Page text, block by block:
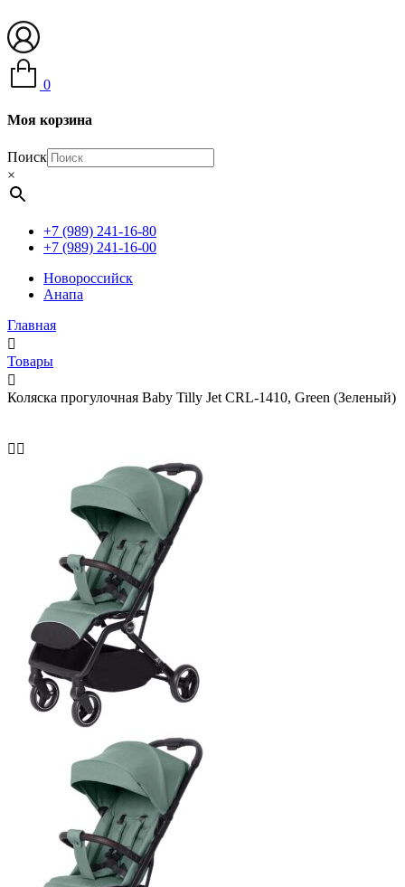
0
Моя корзина
Поиск
×
+7 (989) 241-16-80
+7 (989) 241-16-00
Новороссийск
Анапа
Главная
Товары
Коляска прогулочная Baby Tilly Jet CRL-1410, Green (Зеленый)